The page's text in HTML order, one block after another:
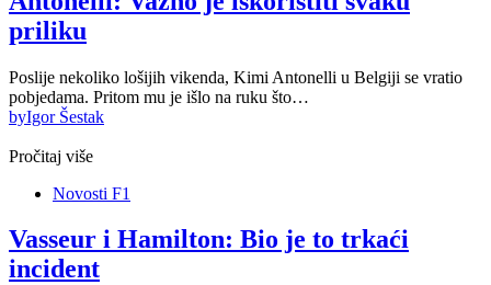
priliku
Poslije nekoliko lošijih vikenda, Kimi Antonelli u Belgiji se vratio
pobjedama. Pritom mu je išlo na ruku što…
byIgor Šestak
Pročitaj više
Novosti F1
Vasseur i Hamilton: Bio je to trkaći
incident